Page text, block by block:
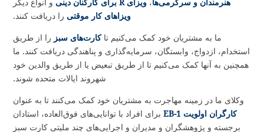
وکلای ما در زمینه مهاجرت کمک می‌کنند که کارفرمایان کارمندان
متولد شده در خارج از کشور را برای اخذ ویزای کار و کارت سبز
پشتیبانی کنند و به آنها در رعایت الزامات I-9 کمک می‌کنند، همچنین در
مواقعی که از دولت اخطار معاینه دریافت می‌کنند. لطفاً به
راهنمای
کارفرمایان مهاجرت ما مراجعه کنید.
ویزای سرمایه‌گذار معاهده E-2 ، ویزای
حرفه‌ای H-1B
تعفیات J ویزای منتقل شدگان داخل شرکت L
ویزای
O برای افراد با توانمندی‌های فوق‌العاده
،
ویزای P برای ورزشکاران،
هنرمندان و سرگرمی‌ها
، ویزای R برای کارکنان دینی و انواع دیگر